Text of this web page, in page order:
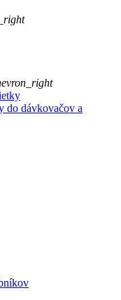
do dávkovačov a